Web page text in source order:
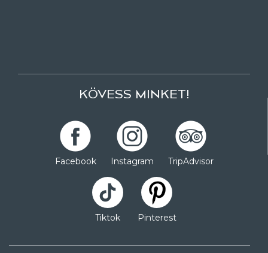
KÖVESS MINKET!
Facebook Instagram TripAdvisor
Tiktok Pinterest